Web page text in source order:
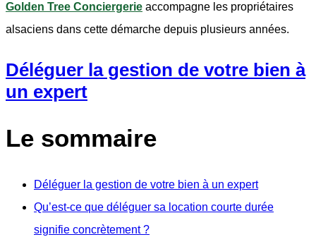
Golden Tree Conciergerie accompagne les propriétaires
alsaciens dans cette démarche depuis plusieurs années.
Déléguer la gestion de votre bien à
un expert
Le sommaire
Déléguer la gestion de votre bien à un expert
Qu’est-ce que déléguer sa location courte durée
signifie concrètement ?